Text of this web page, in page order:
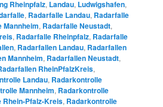
Rheinpfalz, Landau, Ludwigshafen,
, Radarfalle Landau, Radarfalle
Mannheim, Radarfalle Neustadt,
, Radarfalle Rheinpfalz, Radarfalle
, Radarfallen Landau, Radarfallen
Mannheim, Radarfallen Neustadt,
RheinPfalzKreis,
Landau, Radarkontrolle
Mannheim, Radarkontrolle
Rhein-Pfalz-Kreis, Radarkontrolle